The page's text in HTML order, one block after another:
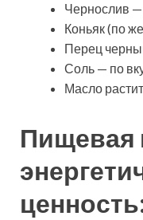
Чернослив
Коньяк (по
Перец
Соль — по
Масло
Пищевая